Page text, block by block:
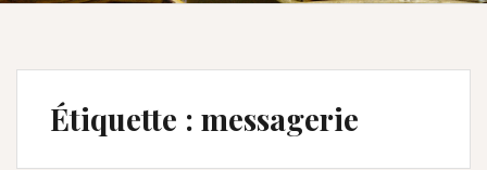
Étiquette : messagerie